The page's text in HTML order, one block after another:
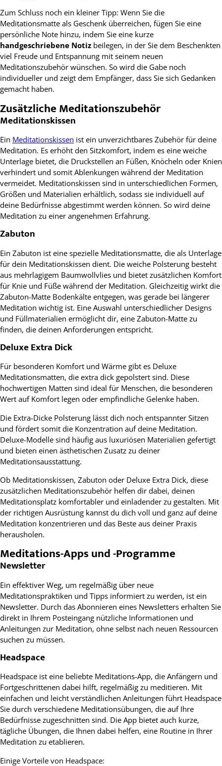
Zum Schluss noch ein kleiner Tipp: Wenn Sie die
Meditationsmatte als Geschenk überreichen, fügen Sie eine
persönliche Note hinzu, indem Sie eine kurze
handgeschriebene Notiz beilegen, in der Sie dem Beschenkten
viel Freude und Entspannung mit seinem neuen
Meditationszubehör wünschen. So wird die Gabe noch
individueller und zeigt dem Empfänger, dass Sie sich Gedanken
gemacht haben.
Zusätzliche Meditationszubehör
Meditationskissen
Ein Meditationskissen ist ein unverzichtbares Zubehör für deine
Meditation. Es erhöht den Sitzkomfort, indem es eine weiche
Unterlage bietet, die Druckstellen an Füßen, Knöcheln oder Knien
verhindert und somit Ablenkungen während der Meditation
vermeidet. Meditationskissen sind in unterschiedlichen Formen,
Größen und Materialien erhältlich, sodass sie individuell auf
deine Bedürfnisse abgestimmt werden können. So wird deine
Meditation zu einer angenehmen Erfahrung.
Zabuton
Ein Zabuton ist eine spezielle Meditationsmatte, die als Unterlage
für dein Meditationskissen dient. Die weiche Polsterung besteht
aus mehrlagigem Baumwollvlies und bietet zusätzlichen Komfort
für Knie und Füße während der Meditation. Gleichzeitig wirkt die
Zabuton-Matte Bodenkälte entgegen, was gerade bei längerer
Meditation wichtig ist. Eine Auswahl unterschiedlicher Designs
und Füllmaterialien ermöglicht dir, eine Zabuton-Matte zu
finden, die deinen Anforderungen entspricht.
Deluxe Extra Dick
Für besonderen Komfort und Wärme gibt es Deluxe
Meditationsmatten, die extra dick gepolstert sind. Diese
hochwertigen Matten sind ideal für Menschen, die besonderen
Wert auf Komfort legen oder empfindliche Gelenke haben.
Die Extra-Dicke Polsterung lässt dich noch entspannter Sitzen
und fördert somit die Konzentration auf deine Meditation.
Deluxe-Modelle sind häufig aus luxuriösen Materialien gefertigt
und bieten einen ästhetischen Zusatz zu deiner
Meditationsausstattung.
Ob Meditationskissen, Zabuton oder Deluxe Extra Dick, diese
zusätzlichen Meditationszubehör helfen dir dabei, deinen
Meditationsplatz komfortabler und einladender zu gestalten. Mit
der richtigen Ausrüstung kannst du dich voll und ganz auf deine
Meditation konzentrieren und das Beste aus deiner Praxis
herausholen.
Meditations-Apps und -Programme
Newsletter
Ein effektiver Weg, um regelmäßig über neue
Meditationspraktiken und Tipps informiert zu werden, ist ein
Newsletter. Durch das Abonnieren eines Newsletters erhalten Sie
direkt in Ihrem Posteingang nützliche Informationen und
Anleitungen zur Meditation, ohne selbst nach neuen Ressourcen
suchen zu müssen.
Headspace
Headspace ist eine beliebte Meditations-App, die Anfängern und
Fortgeschrittenen dabei hilft, regelmäßig zu meditieren. Mit
einfachen und leicht verständlichen Anleitungen führt Headspace
Sie durch verschiedene Meditationsübungen, die auf Ihre
Bedürfnisse zugeschnitten sind. Die App bietet auch kurze,
tägliche Übungen, die Ihnen dabei helfen, eine Routine in Ihrer
Meditation zu etablieren.
Einige Vorteile von Headspace: